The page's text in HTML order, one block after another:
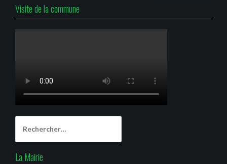
Visite de la commune
La Mairie